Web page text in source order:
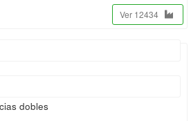
Ver 12434
dobles